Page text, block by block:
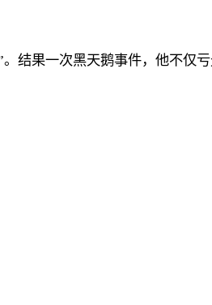
结果一次黑天鹅事件，他不仅